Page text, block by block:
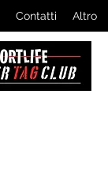
Contatti Altro